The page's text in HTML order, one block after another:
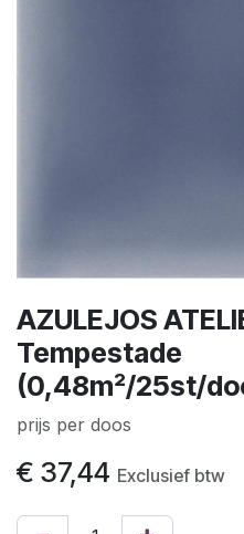
AZULEJOS
Tempestade
(0,48m²/25st/
prijs per doos
€ 37,44 Exclusief btw